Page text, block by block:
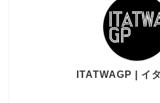
ITATWAGP | イ